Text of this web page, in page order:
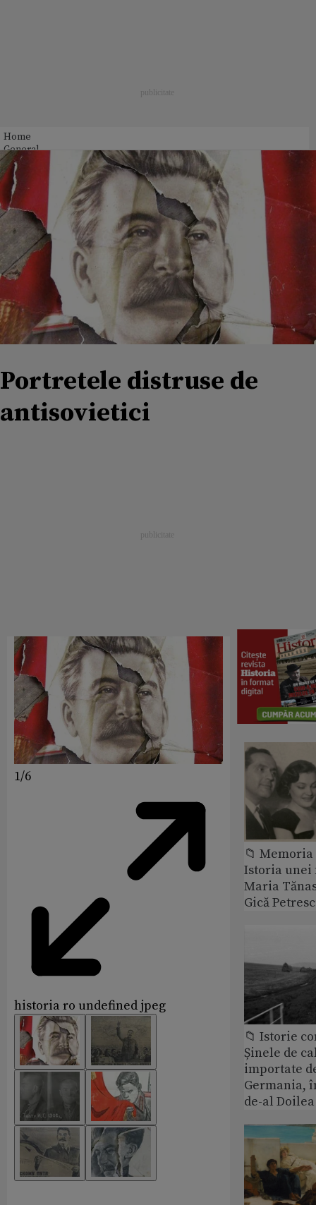
Home
General
Portretele distruse de
antisovietici
1/6
historia ro undefined jpeg
📁
Istoria
Maria
Gică
📁 Istorie
Șinele de
importate
Germania,
de-al